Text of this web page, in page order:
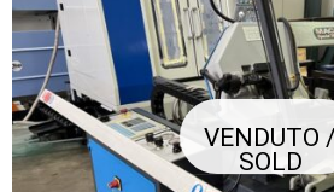
VENDUTO /
SOLD